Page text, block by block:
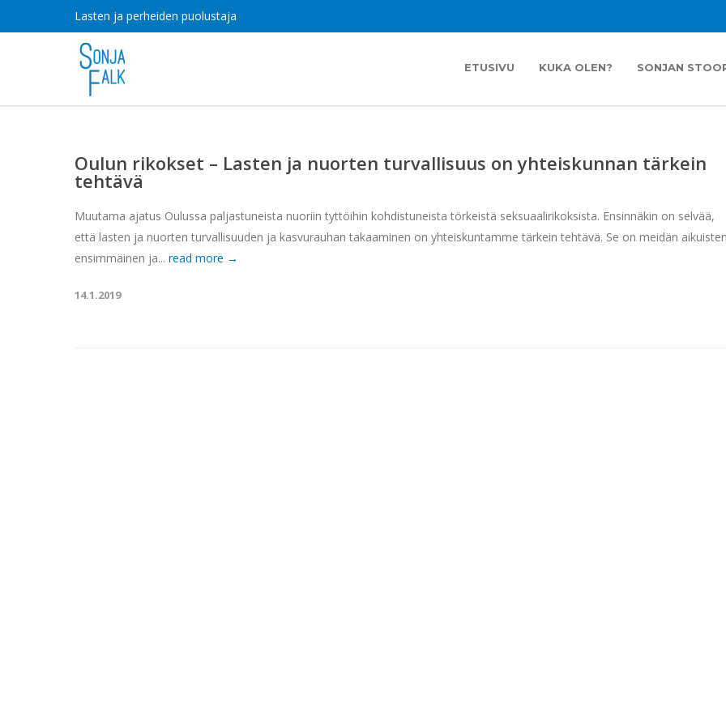
Lasten ja perheiden puolustaja
ETUSIVU KUKA OLEN? SONJAN
Oulun rikokset – Lasten ja nuorten turvallisuus on yhteiskunnan tärkein
tehtävä
Muutama ajatus Oulussa paljastuneista nuoriin tyttöihin kohdistuneista törkeistä seksuaalirikoksista. Ensinnäkin on selvää,
että lasten ja nuorten turvallisuuden ja kasvurauhan takaaminen on yhteiskuntamme tärkein tehtävä. Se on meidän
ensimmäinen ja... read more →
14.1.2019